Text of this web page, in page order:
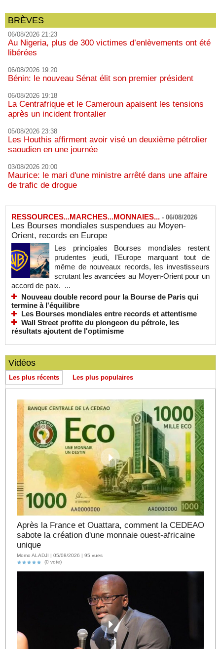
BRÈVES
06/08/2026 21:23
Au Nigeria, plus de 300 victimes d’enlèvements ont été
libérées
06/08/2026 19:20
Bénin: le nouveau Sénat élit son premier président
06/08/2026 19:18
La Centrafrique et le Cameroun apaisent les tensions
après un incident frontalier
05/08/2026 23:38
Les Houthis affirment avoir visé un deuxième pétrolier
saoudien en une journée
03/08/2026 20:00
Maurice: le mari d'une ministre arrêté dans une affaire
de trafic de drogue
RESSOURCES...MARCHES...MONNAIES... - 06/08/2026
Les Bourses mondiales suspendues au Moyen-
Orient, records en Europe
Les principales Bourses mondiales restent
prudentes jeudi, l'Europe marquant tout de
même de nouveaux records, les investisseurs
scrutant les avancées au Moyen-Orient pour un
accord de paix. ...
Nouveau double record pour la Bourse de Paris qui
termine à l'équilibre
Les Bourses mondiales entre records et attentisme
Wall Street profite du plongeon du pétrole, les
résultats ajoutent de l'optimisme
Vidéos
Les plus récents Les plus populaires
Après la France et Ouattara, comment la CEDEAO
sabote la création d'une monnaie ouest-africaine
unique
Momo ALADJI | 05/08/2026 | 95 vues
(0 vote)